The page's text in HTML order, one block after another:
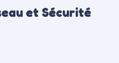
et Sécurité